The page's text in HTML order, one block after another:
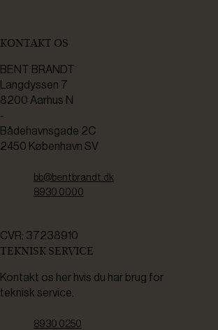
KONTAKT OS
BENT BRANDT
Langdyssen 7
8200 Aarhus N
-
Bådehavnsgade 2C
2450 København SV
bb@bentbrandt.dk
8930 0000
CVR: 37238910
TEKNISK SERVICE
Kontakt os her hvis du har brug for
teknisk service.
8930 0250